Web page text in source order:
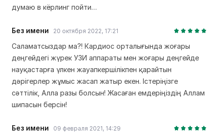
думаю в кёрлинг пойти…
Без имени 20 октября 2022, 17:21
Саламатсыздар ма?! Кардиос орталығында жоғары
деңгейдегі жүрек УЗИ аппараты мен жоғары деңгейде
науқастарға үлкен жауапкершілікпен қарайтын
дәрігерлер жұмыс жасап жатыр екен. Істеріңізге
сәттілік, Алла разы болсын! Жасаған емдеріңіздің Аллам
шипасын берсін!
Без имени 09 февраля 2021, 14:29